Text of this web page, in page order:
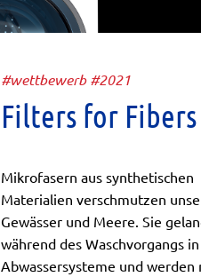
#wettbewerb #2021
Filters for Fibers
Mikrofasern aus synthetischen
Materialien verschmutzen
Gewässer und Meere. Sie
während des Waschvorgangs
Abwassersysteme und werden